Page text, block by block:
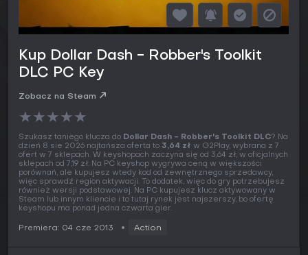
Kup Dollar Dash - Robber's Toolkit
DLC PC Key
Zobacz na Steam
★★★★★
Szukasz taniego klucza do Dollar Dash - Robber's Toolkit DLC? Na
dzień 8 sie 2026 najtańsza oferta to 3,64 zł w G2Play, wybrana z 7
ofert w 7 sklepach. W keyshopach zaczyna się od 3,64 zł, w oficjalnych
sklepach od 7,19 zł. Na PC keyshop wygrywa ceną w większości
porównań, ale kupujesz wtedy kod od zewnętrznego sprzedawcy,
więc sprawdź region aktywacji. To dodatek, więc do gry potrzebujesz
również wersji podstawowej. Na PC kupujesz klucz aktywowany w
Steam lub innym kliencie i to tutaj rynek jest najszerszy, bo ofertę
keyshopu ma ponad jedna czwarta gier.
Premiera: 04 cze 2013 Action